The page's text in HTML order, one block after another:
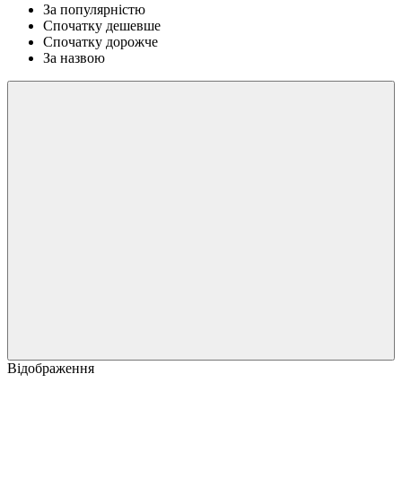
За популярністю
Спочатку дешевше
Спочатку дорожче
За назвою
Відображення